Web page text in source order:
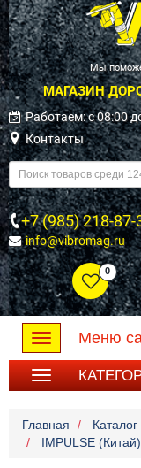
Мы
МАГАЗИН
Работаем: c 08:00
Контакты
+7 (985) 218-87-
info@vibromag.ru
0
Toggle
navigation
Меню
Главная Каталог
IMPULSE (Китай)